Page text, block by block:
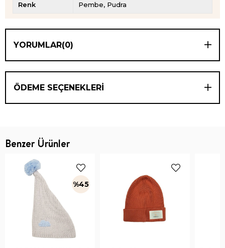
Renk Pembe Pudra
YORUMLAR(0)
ÖDEME SEÇENEKLERI
Benzer Ürünler
%45